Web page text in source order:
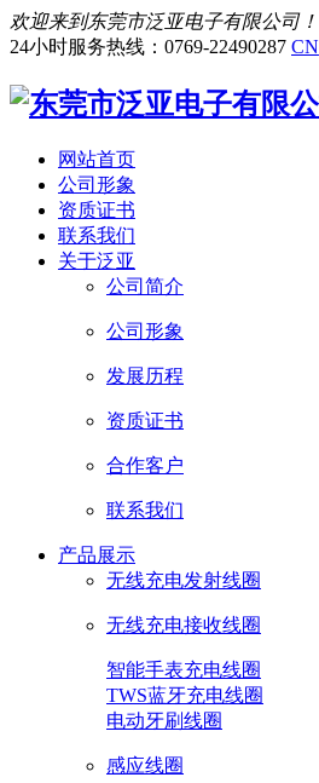
欢迎来到东莞市泛亚电子有限公司！
24小时服务热线：0769-22490287 CN
网站首页
公司形象
资质证书
联系我们
关于泛亚
公司简介
公司形象
发展历程
资质证书
合作客户
联系我们
产品展示
无线充电发射线圈
无线充电接收线圈
智能手表充电线圈
TWS蓝牙充电线圈
电动牙刷线圈
感应线圈